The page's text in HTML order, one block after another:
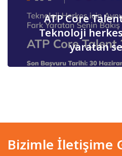
ATP Core
Teknoloji
yaratan
Bizimle İletişime